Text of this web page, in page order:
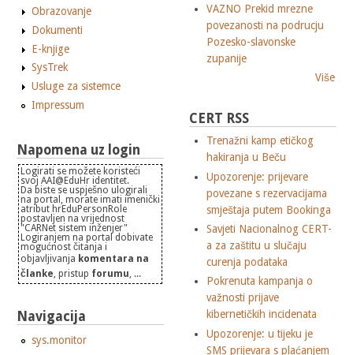
Obrazovanje
Dokumenti
E-knjige
SysTrek
Usluge za sistemce
Impressum
Napomena uz login
Logirati se možete koristeći
svoj AAI@EduHr identitet.
Da biste se uspješno ulogirali
na portal, morate imati imenički
atribut hrEduPersonRole
postavljen na vrijednost
"CARNet sistem inženjer"
Logiranjem na portal dobivate
mogućnost čitanja i
objavljivanja komentara na
članke , pristup forumu , ...
Navigacija
sys.monitor
VAZNO Prekid mrezne
povezanosti na podrucju
Pozesko-slavonske
zupanije
Više
CERT RSS
Trenažni kamp etičkog
hakiranja u Beču
Upozorenje: prijevare
povezane s rezervacijama
smještaja putem Bookinga
Savjeti Nacionalnog CERT-
a za zaštitu u slučaju
curenja podataka
Pokrenuta kampanja o
važnosti prijave
kibernetičkih incidenata
Upozorenje: u tijeku je
SMS prijevara s plaćanjem